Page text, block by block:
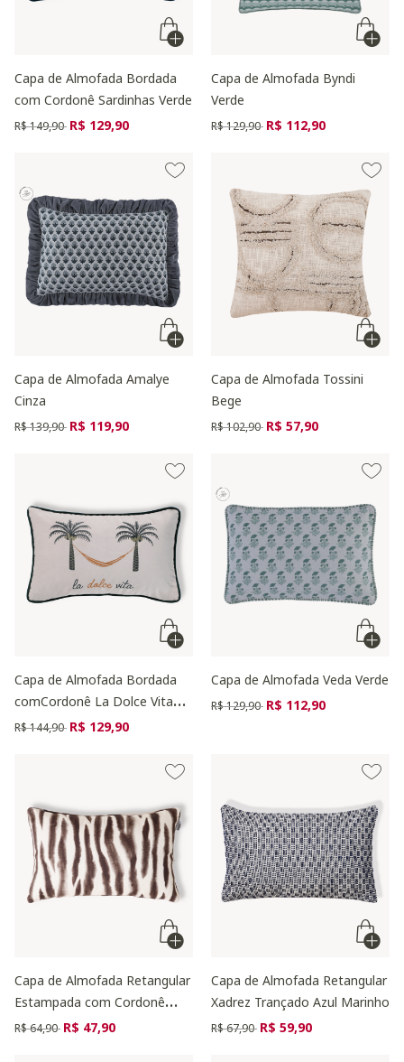
Capa de Almofada Bordada
com Cordonê Sardinhas Verde
Preço reduzido de
R$ 149,90 para
R$ 129,90
Capa de Almofada Byndi
Verde
Preço reduzido de
R$ 129,90 para
R$ 112,90
Capa de Almofada Amalye
Cinza
Preço reduzido de
R$ 139,90 para
R$ 119,90
Capa de Almofada Tossini
Bege
Preço reduzido de
R$ 102,90 para
R$ 57,90
Capa de Almofada Bordada
comCordonê La Dolce Vita
Off-White
Preço reduzido de
R$ 144,90 para
R$ 129,90
Capa de Almofada Veda Verde
Preço reduzido de
R$ 129,90 para
R$ 112,90
Capa de Almofada Retangular
Estampada com Cordonê
Kaya Marrom
Preço reduzido de
R$ 64,90 para
R$ 47,90
Capa de Almofada Retangular
Xadrez Trançado Azul Marinho
Preço reduzido de
R$ 67,90 para
R$ 59,90